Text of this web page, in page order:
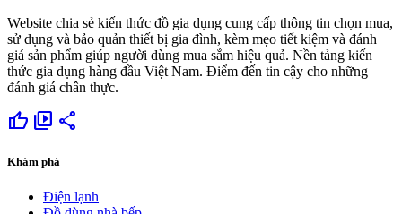
Website chia sẻ kiến thức đồ gia dụng cung cấp thông tin chọn mua,
sử dụng và bảo quản thiết bị gia đình, kèm mẹo tiết kiệm và đánh
giá sản phẩm giúp người dùng mua sắm hiệu quả. Nền tảng kiến
thức gia dụng hàng đầu Việt Nam. Điểm đến tin cậy cho những
đánh giá chân thực.
thumb_up video_library share
Khám phá
Điện lạnh